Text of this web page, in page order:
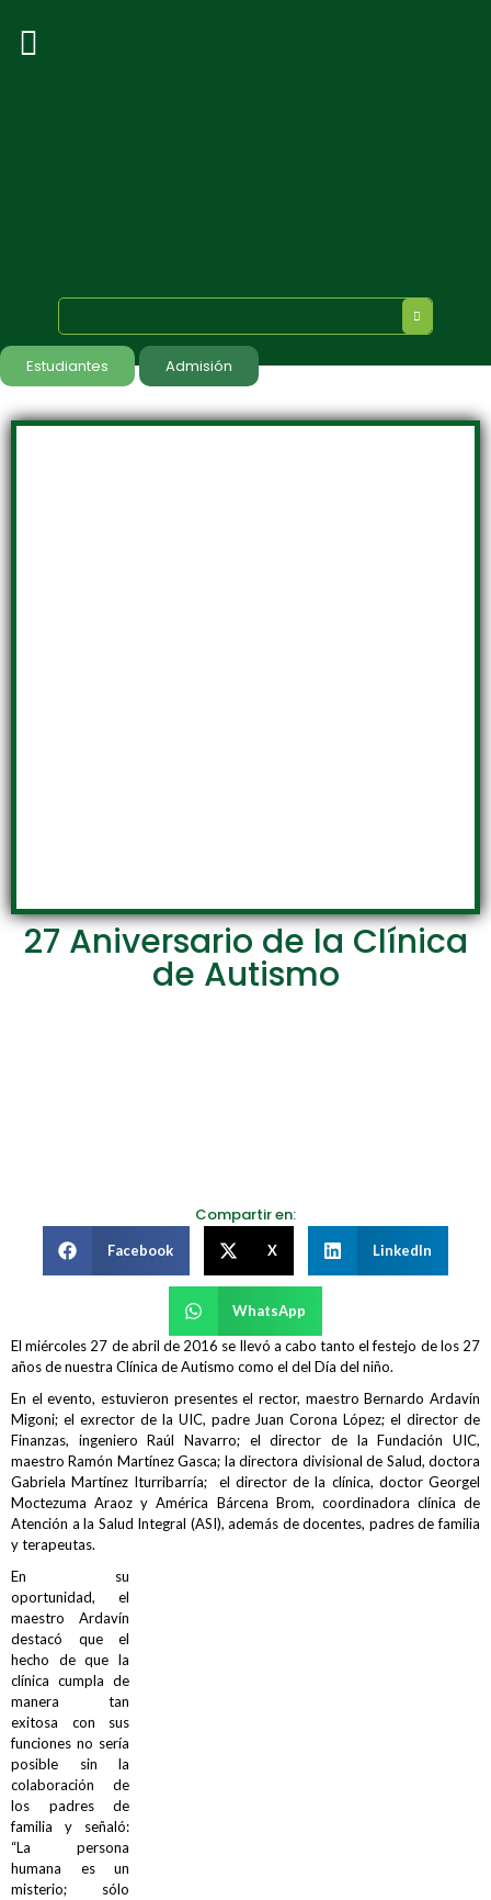
Estudiantes Admisión
27 Aniversario de la Clínica
de Autismo
Compartir en:
Facebook X LinkedIn
WhatsApp
El miércoles 27 de abril de 2016 se llevó a cabo tanto el festejo de los 27
años de nuestra Clínica de Autismo como el del Día del niño.
En el evento, estuvieron presentes el rector, maestro Bernardo Ardavín
Migoni; el exrector de la UIC, padre Juan Corona López; el director de
Finanzas, ingeniero Raúl Navarro; el director de la Fundación UIC,
maestro Ramón Martínez Gasca; la directora divisional de Salud, doctora
Gabriela Martínez Iturribarría; el director de la clínica, doctor Georgel
Moctezuma Araoz y América Bárcena Brom, coordinadora clínica de
Atención a la Salud Integral (ASI), además de docentes, padres de familia
y terapeutas.
En su
oportunidad, el
maestro Ardavín
destacó que el
hecho de que la
clínica cumpla de
manera tan
exitosa con sus
funciones no sería
posible sin la
colaboración de
los padres de
familia y señaló:
“La persona
humana es un
misterio; sólo